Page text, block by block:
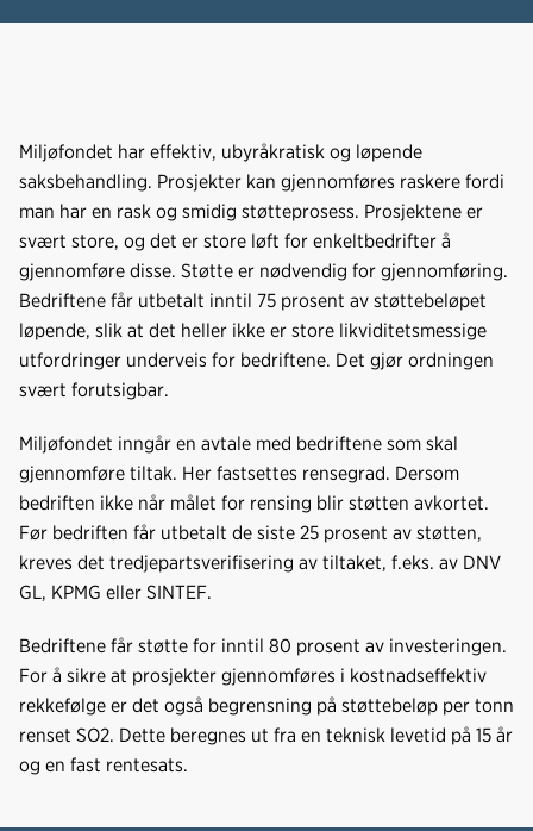
Miljøfondet har effektiv, ubyråkratisk og løpende
saksbehandling. Prosjekter kan gjennomføres raskere fordi
man har en rask og smidig støtteprosess. Prosjektene er
svært store, og det er store løft for enkeltbedrifter å
gjennomføre disse. Støtte er nødvendig for gjennomføring.
Bedriftene får utbetalt inntil 75 prosent av støttebeløpet
løpende, slik at det heller ikke er store likviditetsmessige
utfordringer underveis for bedriftene. Det gjør ordningen
svært forutsigbar.
Miljøfondet inngår en avtale med bedriftene som skal
gjennomføre tiltak. Her fastsettes rensegrad. Dersom
bedriften ikke når målet for rensing blir støtten avkortet.
Før bedriften får utbetalt de siste 25 prosent av støtten,
kreves det tredjepartsverifisering av tiltaket, f.eks. av DNV
GL, KPMG eller SINTEF.
Bedriftene får støtte for inntil 80 prosent av investeringen.
For å sikre at prosjekter gjennomføres i kostnadseffektiv
rekkefølge er det også begrensning på støttebeløp per tonn
renset SO2. Dette beregnes ut fra en teknisk levetid på 15 år
og en fast rentesats.